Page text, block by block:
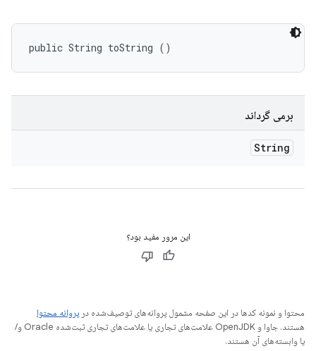
public String toString ()
برمی گرداند
String
این مرور مفید بود؟
محتوا و نمونه کدها در این صفحه مشمول پروانه‌های توصیف‌شده در پروانه محتوا
هستند. جاوا و OpenJDK علامت‌های تجاری یا علامت‌های تجاری ثبت‌شده Oracle و/
یا وابسته‌های آن هستند.